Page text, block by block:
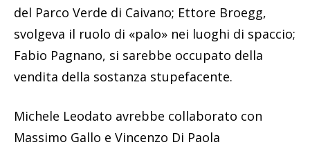
del Parco Verde di Caivano; Ettore Broegg,
svolgeva il ruolo di «palo» nei luoghi di spaccio;
Fabio Pagnano, si sarebbe occupato della
vendita della sostanza stupefacente.
Michele Leodato avrebbe collaborato con
Massimo Gallo e Vincenzo Di Paola